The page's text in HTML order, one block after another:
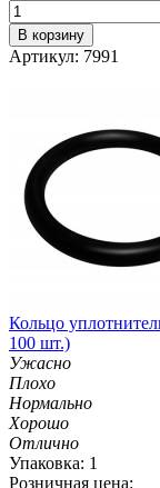
В корзину
Артикул: 7991
Кольцо
100 шт.)
Ужасно
Плохо
Нормально
Хорошо
Отлично
Упаковка: 1
Розничная цена: